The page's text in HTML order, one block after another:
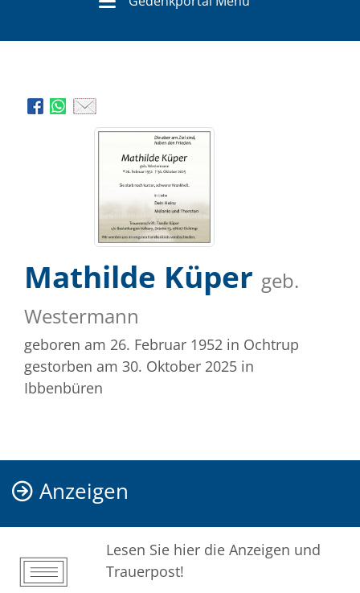
Mathilde Küper geb.
Westermann
geboren am 26. Februar 1952 in Ochtrup
gestorben am 30. Oktober 2025 in
Ibbenbüren
Anzeigen
Lesen Sie hier die Anzeigen und
Trauerpost!